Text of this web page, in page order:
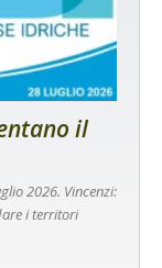
il
2026. Vincenzi:
i territori